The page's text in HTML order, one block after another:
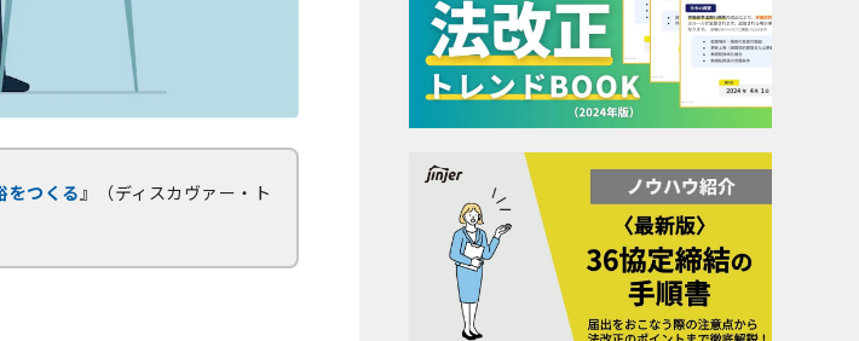
をつくる』（ディスカヴァー・ト